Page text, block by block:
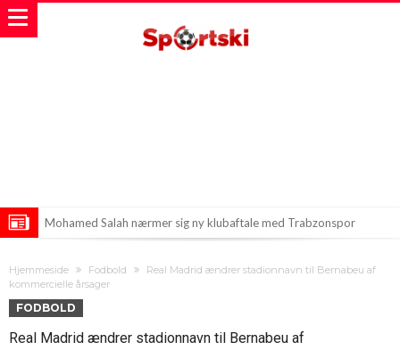
Mohamed Salah nærmer sig ny klubaftale med Trabzonspor
Ny sæson byder på nye regler for spansk fodbold
Hjemmeside Fodbold
Real Madrid ændrer stadionnavn til Bernabeu af
kommercielle årsager
FODBOLD
Real Madrid ændrer stadionnavn til Bernabeu af